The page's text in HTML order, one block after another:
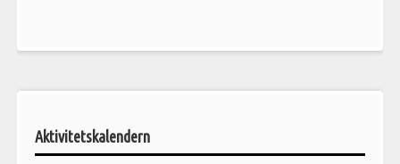
aktiviteter
Aktivitetskalendern